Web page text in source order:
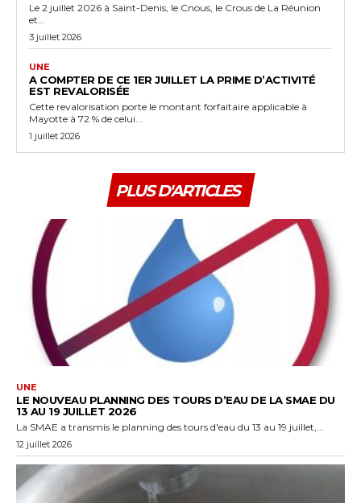
Le 2 juillet 2026 à Saint-Denis, le Cnous, le Crous de La Réunion
et...
3 juillet 2026
UNE
A COMPTER DE CE 1ER JUILLET LA PRIME D’ACTIVITÉ
EST REVALORISÉE
Cette revalorisation porte le montant forfaitaire applicable à
Mayotte à 72 % de celui...
1 juillet 2026
PLUS D'ARTICLES
UNE
LE NOUVEAU PLANNING DES TOURS D’EAU DE LA SMAE DU
13 AU 19 JUILLET 2026
La SMAE a transmis le planning des tours d'eau du 13 au 19 juillet,...
12 juillet 2026